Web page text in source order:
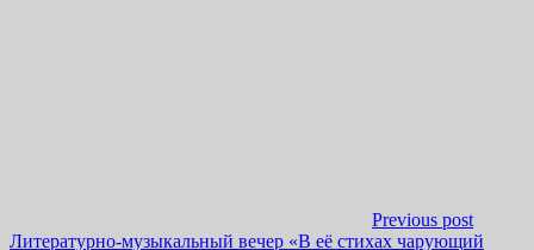
Previous post
Литературно-музыкальный вечер «В её стихах чарующий